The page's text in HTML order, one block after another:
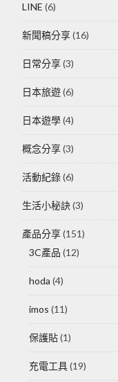
LINE (6)
新聞稿分享(16)
日常分享(3)
日本旅遊(6)
日本遊學(4)
概念分享(3)
活動紀錄(6)
生活小秘訣(3)
產品分享(151)
3C產品 (12)
hoda (4)
imos (11)
保護貼(1)
充電工具(19)